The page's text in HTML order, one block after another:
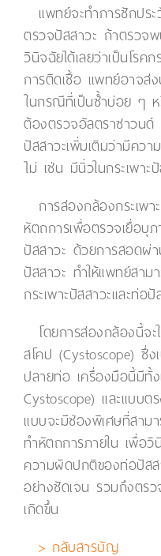
แพทย์จะทำการซักปร
ตรวจปัสสาวะ ถ้าตรวจพ
วินิจฉัยได้เลยว่าเป็นโรค
การติดเชื้อ แพทย์อาจส่ง
ในกรณีที่เป็นซ้ำบ่อย ๆ
ต้องตรวจอัลตราซาวนด์
ปัสสาวะเพิ่มเติมว่ามีคว
ไม่ เช่น มีนิ่วในกระเพาะ
การส่องกล้องกระเพ
หัตถการเพื่อตรวจเยื่อบุภ
ปัสสาวะ ด้วยการสอดผ่า
ปัสสาวะ ทำให้แพทย์สาม
กระเพาะปัสสาวะและท่อปั
โดยการส่องกล้องนี้จ
สโคป (Cystoscope) ซึ่
ปลายท่อ เครื่องมือนี้มีทั้
Cystoscope) และแบบ
แบบจะมีช่องพิเศษที่สาม
ทำหัตถการภายใน เพื่อ
ความผิดปกติของท่อปัสส
อย่างชัดเจน รวมถึงตร
เกิดขึ้น
> กลับสารบัญ